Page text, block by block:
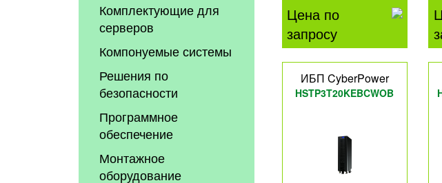
Комплектующие для
серверов
Компонуемые системы
Решения по
безопасности
Программное
обеспечение
Монтажное
оборудование
Цена по
запросу
ИБП CyberPower
HSTP3T20KEBCWOB